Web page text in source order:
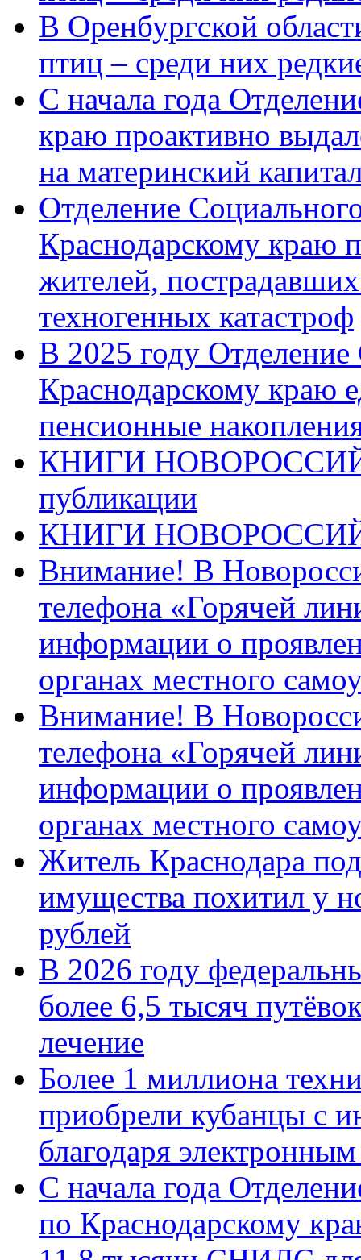
В Оренбургской
птиц – среди них
С начала года
краю проактивно
на материнский
Отделение
Краснодарскому краю
жителей,
техногенных катастроф
В 2025 году
Краснодарскому краю
пенсионные
КНИГИ
публикации
КНИГИ
Внимание! В
телефона «Горячей
информации о
органах местного
Внимание! В
телефона «Горячей
информации о
органах местного
Житель Краснодара
имущества похитил у
рублей
В 2026 году
более 6,5 тысяч
лечение
Более 1 миллиона
приобрели кубанцы с
благодаря
С начала года
по Краснодарскому